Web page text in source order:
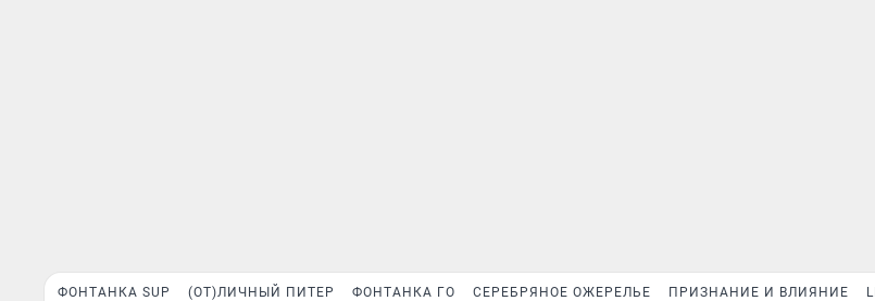
ФОНТАНКА SUP (ОТ)ЛИЧНЫЙ ПИТЕР ФОНТАНКА ГО СЕРЕБРЯНОЕ ОЖЕРЕЛЬЕ ПРИЗНАНИЕ И ВЛИЯНИЕ